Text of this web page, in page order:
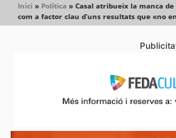
Inici » Política » Casal atribueix la manca
com a factor clau d’uns resultats que «no